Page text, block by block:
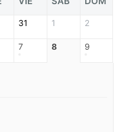
31 1 2
7 8 9